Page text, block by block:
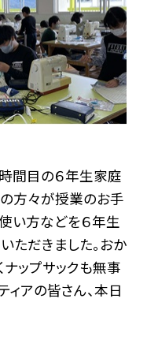
間目の６年生家庭
の方々が授業のお手
い方などを６年生
ただきました。おか
ップサックも無事
ィアの皆さん、本日